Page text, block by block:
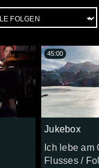
Jukebox
Ich lebe am
Flusses /
45:00